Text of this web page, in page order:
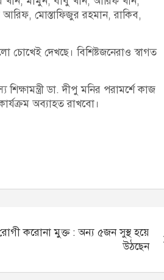
মোস্তাফিজুর রহমান, রাকিব,
দেখছে। বিশিষ্টজনেরাও স্বাগত
ডা. দীপু মনির পরামর্শে কাজ
অব্যাহত রাখবো।
করোনা মুক্ত : অন্য ৫জন সুস্থ হয়ে
উঠছেন